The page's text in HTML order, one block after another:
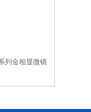
列金相显微镜